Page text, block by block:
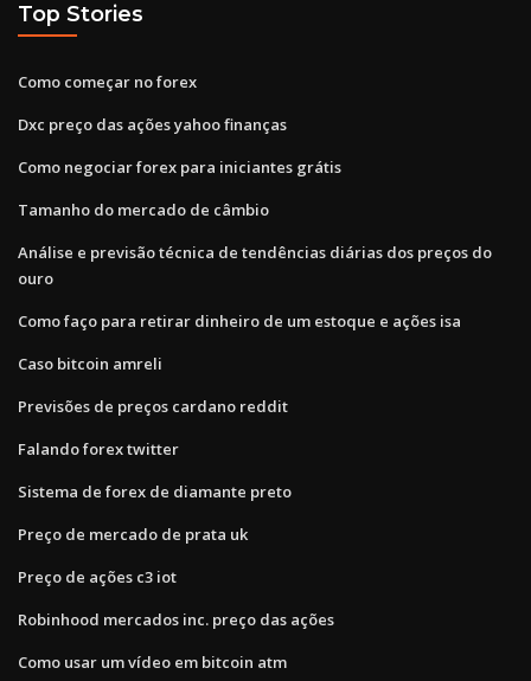
Top Stories
Como começar no forex
Dxc preço das ações yahoo finanças
Como negociar forex para iniciantes grátis
Tamanho do mercado de câmbio
Análise e previsão técnica de tendências diárias dos preços do
ouro
Como faço para retirar dinheiro de um estoque e ações isa
Caso bitcoin amreli
Previsões de preços cardano reddit
Falando forex twitter
Sistema de forex de diamante preto
Preço de mercado de prata uk
Preço de ações c3 iot
Robinhood mercados inc. preço das ações
Como usar um vídeo em bitcoin atm